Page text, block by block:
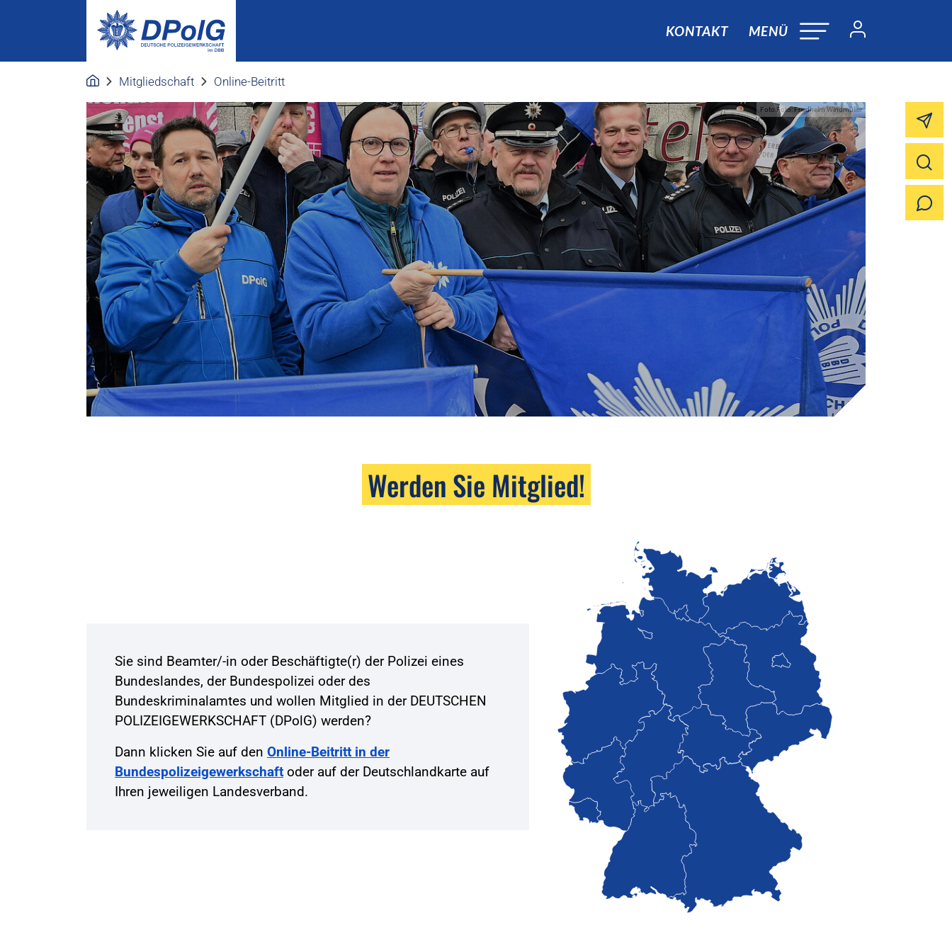
KONTAKT MENÜ
Mitgliedschaft Online-Beitritt
Foto:Foto: Friedhelm Windmüller
Werden Sie Mitglied!
Sie sind Beamter/-in oder Beschäftigte(r) der Polizei eines
Bundeslandes, der Bundespolizei oder des
Bundeskriminalamtes und wollen Mitglied in der DEUTSCHEN
POLIZEIGEWERKSCHAFT (DPolG) werden?
Dann klicken Sie auf den Online-Beitritt in der
Bundespolizeigewerkschaft oder auf der Deutschlandkarte auf
Ihren jeweiligen Landesverband.